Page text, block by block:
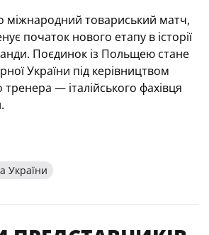
міжнародний товариський матч,
початок нового етапу в історії
Поєдинок із Польщею стане
України під керівництвом
— італійського фахівця
України